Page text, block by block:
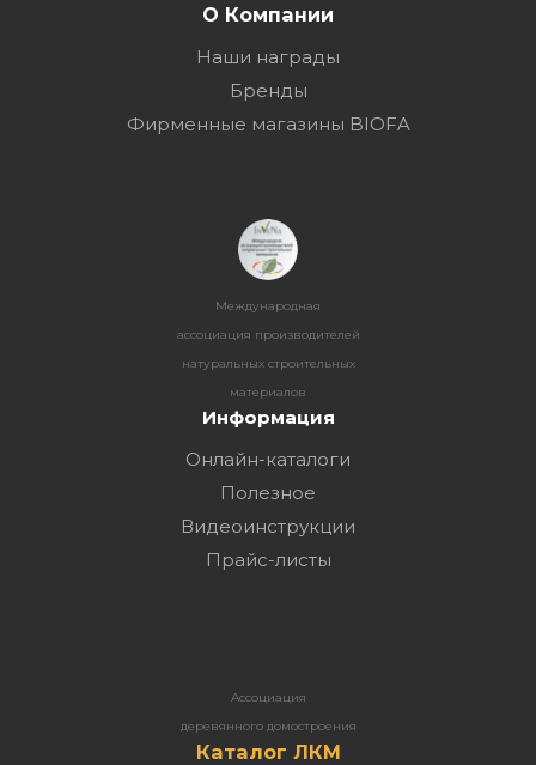
О Компании
Наши награды
Бренды
Фирменные магазины BIOFA
Международная
ассоциация производителей
натуральных строительных
материалов
Информация
Онлайн-каталоги
Полезное
Видеоинструкции
Прайс-листы
Ассоциация
деревянного домостроения
Каталог ЛКМ